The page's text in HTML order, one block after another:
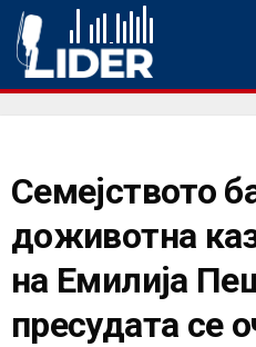
Семејството
доживотна
на Емилија
пресудата се